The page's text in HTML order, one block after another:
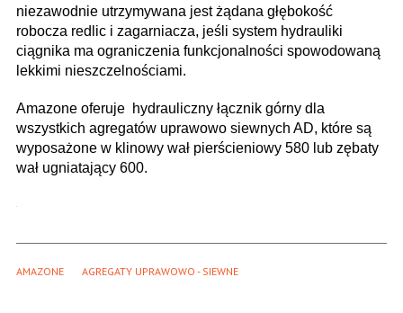
niezawodnie utrzymywana jest żądana głębokość
robocza redlic i zagarniacza, jeśli system hydrauliki
ciągnika ma ograniczenia funkcjonalności spowodowaną
lekkimi nieszczelnościami.
Amazone oferuje hydrauliczny łącznik górny dla
wszystkich agregatów uprawowo siewnych AD, które są
wyposażone w klinowy wał pierścieniowy 580 lub zębaty
wał ugniatający 600.
AMAZONE AGREGATY UPRAWOWO - SIEWNE